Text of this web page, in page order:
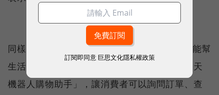
同樣來自香港的「 WHATSQUARE
」，則希望能幫
生活零售商解決麻煩。他們推出「中英雙語聊天
機器人購物助手」，讓消費者可以詢問訂單、查
訂閱即同意 巨思文化隱私權政策